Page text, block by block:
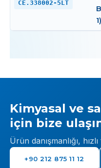
CE.338002-5LT
1)
Kimyasal ve
için bize
Ürün danışmanlığı,
+90 212 875 11 12